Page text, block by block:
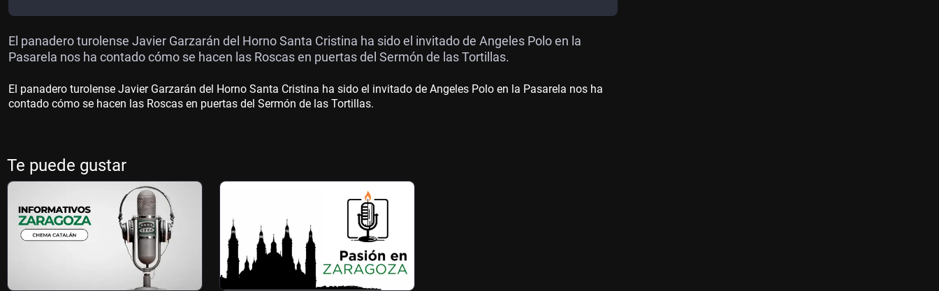
El panadero turolense Javier Garzarán del Horno Santa Cristina ha sido el invitado de Angeles Polo en la
Pasarela nos ha contado cómo se hacen las Roscas en puertas del Sermón de las Tortillas.
El panadero turolense Javier Garzarán del Horno Santa Cristina ha sido el invitado de Angeles Polo en la Pasarela nos ha
contado cómo se hacen las Roscas en puertas del Sermón de las Tortillas.
Te puede gustar